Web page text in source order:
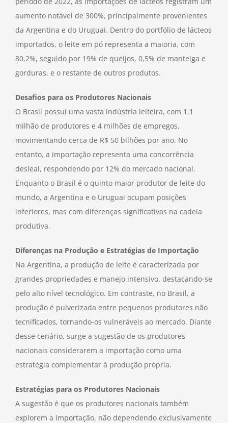
aumento notável de 300%, principalmente provenientes
da Argentina e do Uruguai. Dentro do portfólio de lácteos
importados, o leite em pó representa a maioria, com
80,2%, seguido por 19% de queijos, 0,5% de manteiga e
gorduras, e o restante de outros produtos.
Desafios para os Produtores Nacionais
O Brasil possui uma vasta indústria leiteira, com 1,1
milhão de produtores e 4 milhões de empregos,
movimentando cerca de R$ 50 bilhões por ano. No
entanto, a importação representa uma concorrência
desleal, respondendo por 12% do mercado nacional.
Enquanto o Brasil é o quinto maior produtor de leite do
mundo, a Argentina e o Uruguai ocupam posições
inferiores, mas com diferenças significativas na cadeia
produtiva.
Diferenças na Produção e Estratégias de Importação
Na Argentina, a produção de leite é caracterizada por
grandes propriedades e manejo intensivo, destacando-se
pelo alto nível tecnológico. Em contraste, no Brasil, a
produção é pulverizada entre pequenos produtores não
tecnificados, tornando-os vulneráveis ao mercado. Diante
desse cenário, surge a sugestão de os produtores
nacionais considerarem a importação como uma
estratégia complementar à produção própria.
Estratégias para os Produtores Nacionais
A sugestão é que os produtores nacionais também
explorem a importação, não dependendo exclusivamente